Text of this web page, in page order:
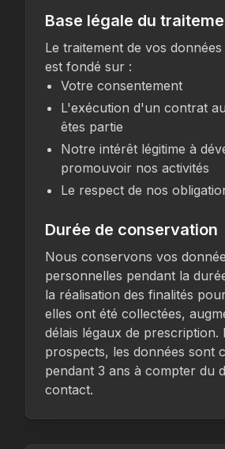
Base légale du
Le traitement de vos
est fondé sur :
Votre consentement
L'exécution d'un contrat
êtes partie
Notre intérêt légitime à
promouvoir nos activités
Le respect de nos
Durée de conservation
Nous conservons vos
personnelles pendant la
la réalisation des finalités
elles ont été collectées,
délais légaux de prescription.
prospects, les données sont
pendant 3 ans à compter du
contact.